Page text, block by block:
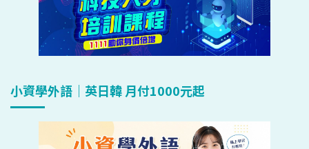
小資學外語｜英日韓 月付1000元起